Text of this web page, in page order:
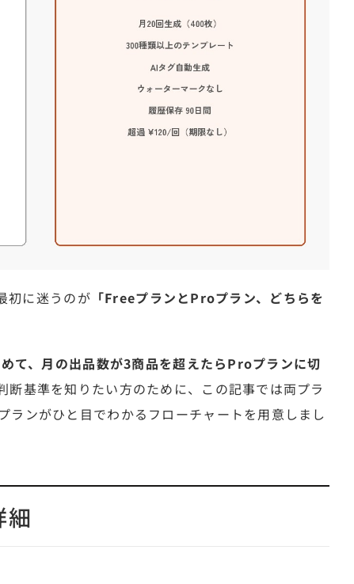
初に迷うのが 「FreeプランとProプラン、どちらを
て、月の出品数が3商品を超えたらProプランに切
断基準を知りたい方のために、この記事では両プラ
ランがひと目でわかるフローチャートを用意しまし
細